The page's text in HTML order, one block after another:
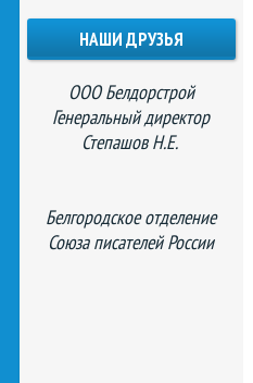
НАШИ ДРУЗЬЯ
ООО Белдорстрой
Генеральный директор
Степашов Н.Е.
Белгородское отделение
Союза писателей России